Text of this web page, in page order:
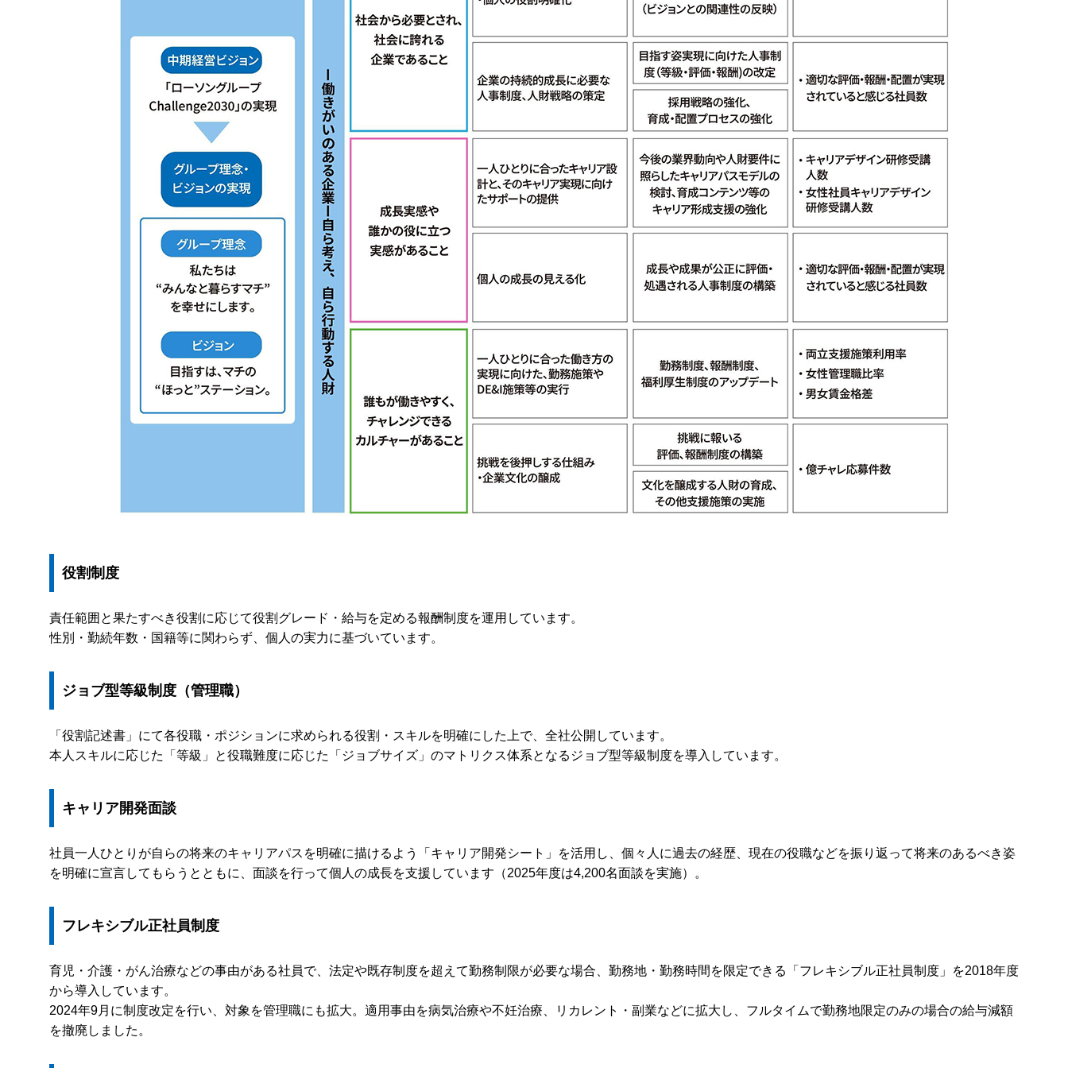
役割制度
責任範囲と果たすべき役割に応じて役割グレード・給与を定める報酬制度を運用しています。
性別・勤続年数・国籍等に関わらず、個人の実力に基づいています。
ジョブ型等級制度（管理職）
「役割記述書」にて各役職・ポジションに求められる役割・スキルを明確にした上で、全社公開しています。
本人スキルに応じた「等級」と役職難度に応じた「ジョブサイズ」のマトリクス体系となるジョブ型等級制度を導入しています。
キャリア開発面談
社員一人ひとりが自らの将来のキャリアパスを明確に描けるよう「キャリア開発シート」を活用し、個々人に過去の経歴、現在の役職などを振り返って将来のあるべき姿
を明確に宣言してもらうとともに、面談を行って個人の成長を支援しています（2025年度は4,200名面談を実施）。
フレキシブル正社員制度
育児・介護・がん治療などの事由がある社員で、法定や既存制度を超えて勤務制限が必要な場合、勤務地・勤務時間を限定できる「フレキシブル正社員制度」を2018年度
から導入しています。
2024年9月に制度改定を行い、対象を管理職にも拡大。適用事由を病気治療や不妊治療、リカレント・副業などに拡大し、フルタイムで勤務地限定のみの場合の給与減額
を撤廃しました。